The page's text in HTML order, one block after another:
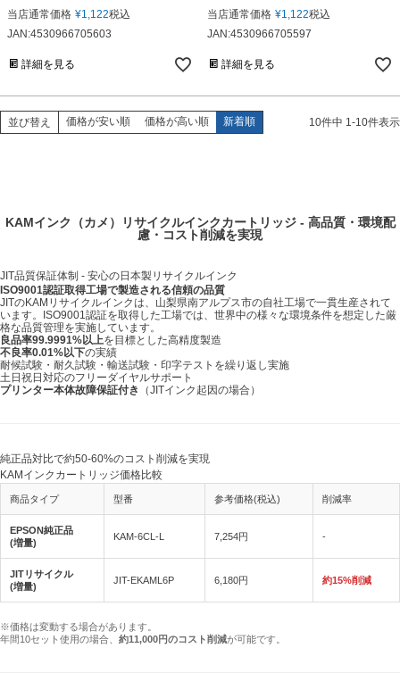
当店通常価格 ¥1,122税込
JAN:4530966705603
詳細を見る
当店通常価格 ¥1,122税込
JAN:4530966705597
詳細を見る
並び替え 価格が安い順 価格が高い順 新着順 10件中 1-10件表示
KAMインク（カメ）リサイクルインクカートリッジ - 高品質・環境配
慮・コスト削減を実現
JIT品質保証体制 - 安心の日本製リサイクルインク
ISO9001認証取得工場で製造される信頼の品質
JITのKAMリサイクルインクは、山梨県南アルプス市の自社工場で一貫生産されて
います。ISO9001認証を取得した工場では、世界中の様々な環境条件を想定した厳
格な品質管理を実施しています。
良品率99.9991%以上を目標とした高精度製造
不良率0.01%以下の実績
耐候試験・耐久試験・輸送試験・印字テストを繰り返し実施
土日祝日対応のフリーダイヤルサポート
プリンター本体故障保証付き
（JITインク起因の場合）
純正品対比で約50-60%のコスト削減を実現
KAMインクカートリッジ価格比較
商品タイプ 型番 参考価格(税込) 削減率
EPSON純正品
(増量)
KAM-6CL-L 7,254円 -
JITリサイクル
(増量)
JIT-EKAML6P 6,180円 約15%削減
※価格は変動する場合があります。
年間10セット使用の場合、 約11,000円のコスト削減が可能です。